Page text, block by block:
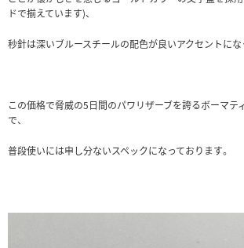
ドで揃えています)、
秒針は深いブルースチールの配色が良いアクセントにな
この価格で脅威の5日間のパワリザーブを誇るボーマテ
で、
普段使いには申し分ないスペックになっております。